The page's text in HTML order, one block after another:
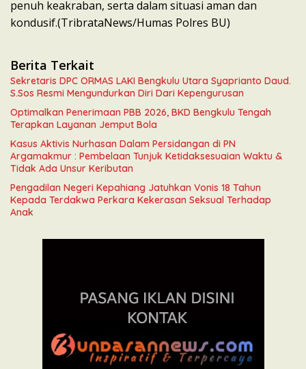
penuh keakraban, serta dalam situasi aman dan
kondusif.(TribrataNews/Humas Polres BU)
Berita Terkait
Sekretaris DPC ORMAS LAKI Bengkulu Utara Syaprianto Daud.
S.Sos Resmi Mengundurkan Diri Dari Kepengurusan
Optimalkan Penerimaan PBB 2026, BKD Bengkulu Tengah
Terapkan Layanan Jemput Bola
Kasus Aktivis Nurhasan Dalam Persidangan di PN
Argamakmur : Pembelaan Tunjuk Ketidaksesuaian Waktu &
Tidak Ada Unsur Keributan
Pengadilan Negeri Kepahiang Jatuhkan Vonis 18 Tahun
Kepada Terdakwa Perkara Kekerasan Seksual Terhadap
Anak